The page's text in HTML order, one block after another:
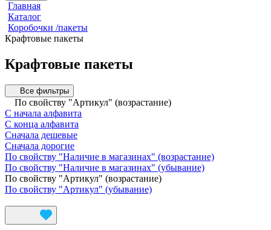
Главная
Каталог
Коробочки /пакеты
Крафтовые пакеты
Крафтовые пакеты
Все фильтры
По свойству "Артикул" (возрастание)
С начала алфавита
С конца алфавита
Сначала дешевые
Сначала дорогие
По свойству "Наличие в магазинах" (возрастание)
По свойству "Наличие в магазинах" (убывание)
По свойству "Артикул" (возрастание)
По свойству "Артикул" (убывание)